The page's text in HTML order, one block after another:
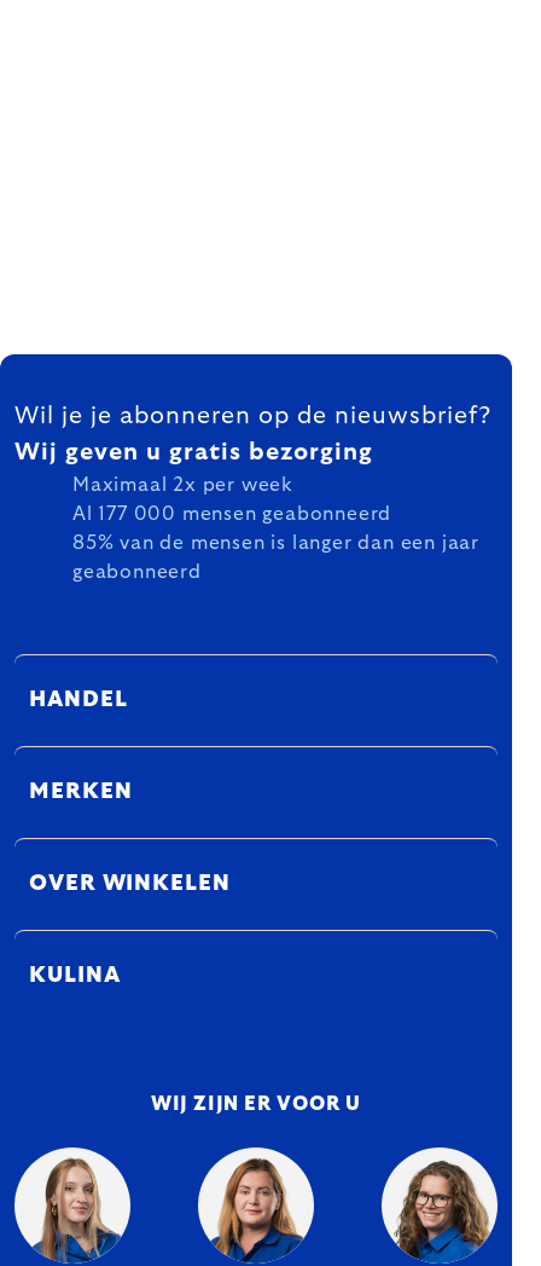
FOOTER
Wil je je abonneren op de nieuwsbrief?
Wij geven u gratis bezorging
Maximaal 2x per week
Al 177 000 mensen geabonneerd
85% van de mensen is langer dan een jaar
geabonneerd
HANDEL
MERKEN
OVER WINKELEN
KULINA
WIJ ZIJN ER VOOR U